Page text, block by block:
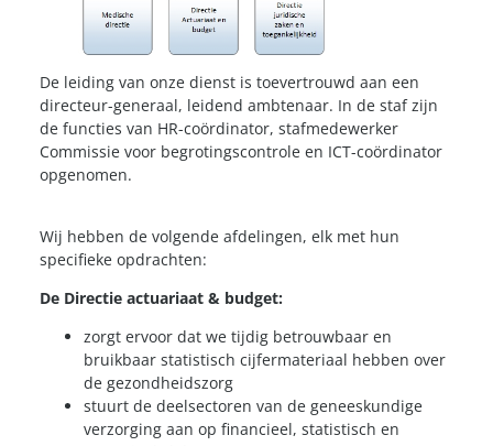
De leiding van onze dienst is toevertrouwd aan een
directeur-generaal, leidend ambtenaar. In de staf zijn
de functies van HR-coördinator, stafmedewerker
Commissie voor begrotingscontrole en ICT-coördinator
opgenomen.
Wij hebben de volgende afdelingen, elk met hun
specifieke opdrachten:
De Directie actuariaat & budget:
zorgt ervoor dat we tijdig betrouwbaar en
bruikbaar statistisch cijfermateriaal hebben over
de gezondheidszorg
stuurt de deelsectoren van de geneeskundige
verzorging aan op financieel, statistisch en